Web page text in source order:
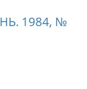
1984, №